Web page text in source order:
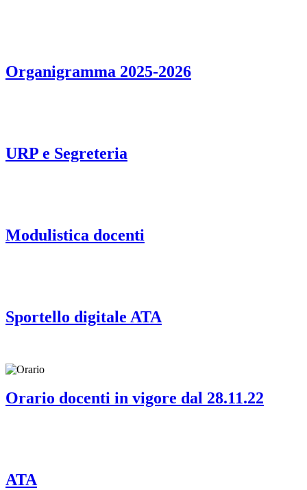
Organigramma 2025-2026
URP e Segreteria
Modulistica docenti
Sportello digitale ATA
Orario docenti in vigore dal 28.11.22
ATA